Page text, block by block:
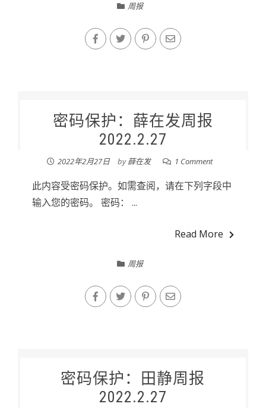
周报
密码保护：薛在发周报
2022.2.27
2022年2月27日 by薛在发 1 Comment
此内容受密码保护。如需查阅，请在下列字段中
输入您的密码。 密码： ...
Read More
周报
密码保护：田静周报
2022.2.27